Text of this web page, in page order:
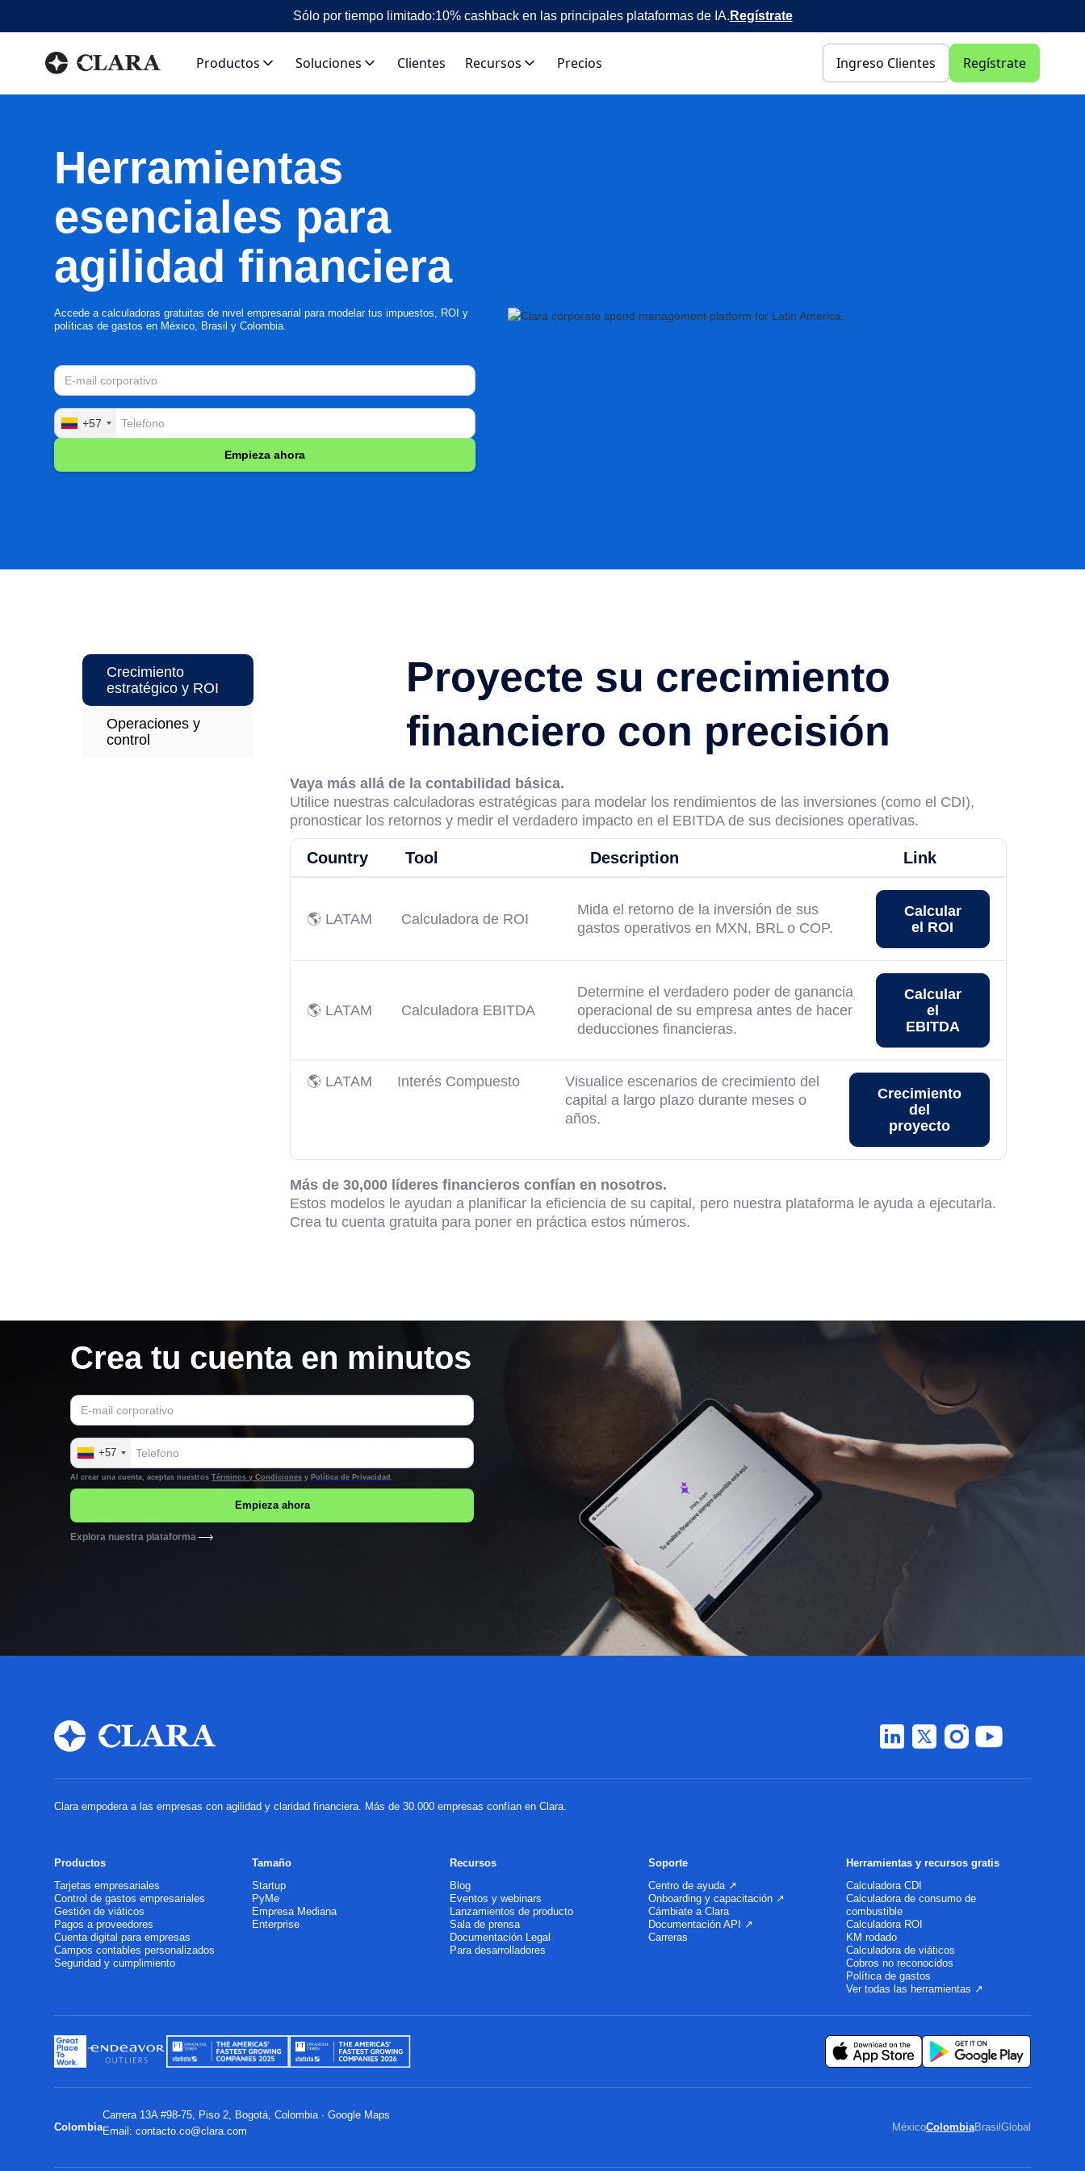
Sólo por tiempo limitado:10% cashback en las principales plataformas de IA. Regístrate
Productos Soluciones Clientes Recursos Precios Ingreso Clientes Regístrate
Herramientas
esenciales para
agilidad financiera
Accede a calculadoras gratuitas de nivel empresarial para modelar tus impuestos, ROI y
políticas de gastos en México, Brasil y Colombia.
+57
Crecimiento
estratégico y ROI
Operaciones y
control
Proyecte su crecimiento
financiero con precisión
Vaya más allá de la contabilidad básica.
Utilice nuestras calculadoras estratégicas para modelar los rendimientos de las inversiones (como el CDI),
pronosticar los retornos y medir el verdadero impacto en el EBITDA de sus decisiones operativas.
Country Tool Description Link
🌎 LATAM Calculadora de ROI
Mida el retorno de la inversión de sus
gastos operativos en MXN, BRL o COP.
Calcular
el ROI
🌎 LATAM Calculadora EBITDA
Determine el verdadero poder de ganancia
operacional de su empresa antes de hacer
deducciones financieras.
Calcular
el
EBITDA
🌎 LATAM Interés Compuesto
Visualice escenarios de crecimiento del
capital a largo plazo durante meses o
años.
Crecimiento
del
proyecto
Más de 30,000 líderes financieros confían en nosotros.
‍Estos modelos le ayudan a planificar la eficiencia de su capital, pero nuestra plataforma le ayuda a ejecutarla.
Crea tu cuenta gratuita para poner en práctica estos números.
Crea tu cuenta en minutos
+57
Al crear una cuenta, aceptas nuestrosTérminos y Condiciones y Política de Privacidad.
Explora nuestra plataforma
Clara empodera a las empresas con agilidad y claridad financiera. Más de 30.000 empresas confían en Clara.
Productos
Tarjetas empresariales
Control de gastos empresariales
Gestión de viáticos
Pagos a proveedores
Cuenta digital para empresas
Campos contables personalizados
Seguridad y cumplimiento
Tamaño
Startup
PyMe
Empresa Mediana
Enterprise
Recursos
Blog
Eventos y webinars
Lanzamientos de producto
Sala de prensa
Documentación Legal
Para desarrolladores
Soporte
Centro de ayuda ↗
Onboarding y capacitación ↗
Cámbiate a Clara
Documentación API ↗
Carreras
Herramientas y recursos gratis
Calculadora CDI
Calculadora de consumo de
combustible
Calculadora ROI
KM rodado
Calculadora de viáticos
Cobros no reconocidos
Política de gastos
Ver todas las herramientas ↗
Colombia
Carrera 13A #98-75, Piso 2, Bogotá, Colombia ·Google Maps
Email:contacto.co@clara.com MéxicoColombiaBrasil Global